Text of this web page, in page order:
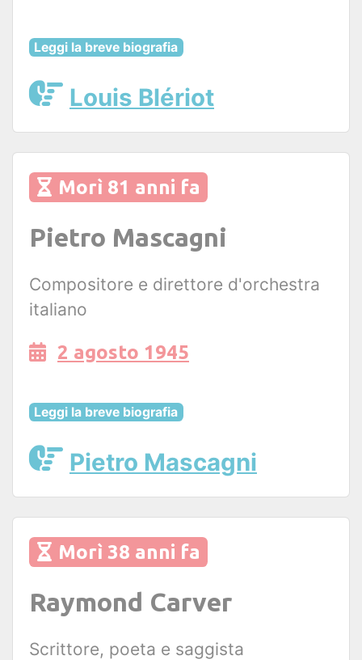
Leggi la breve biografia
Louis Blériot
Morì 81 anni fa
Pietro Mascagni
Compositore e direttore d'orchestra
italiano
2 agosto 1945
Leggi la breve biografia
Pietro Mascagni
Morì 38 anni fa
Raymond Carver
Scrittore, poeta e saggista